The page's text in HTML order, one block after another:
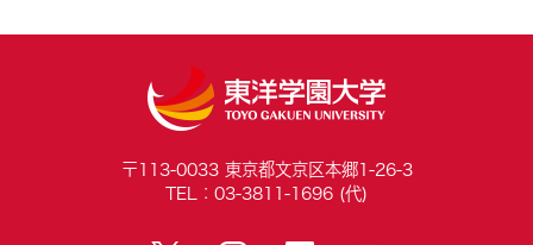
〒113-0033 東京都文京区本郷1-26-3
TEL：03-3811-1696 (代)